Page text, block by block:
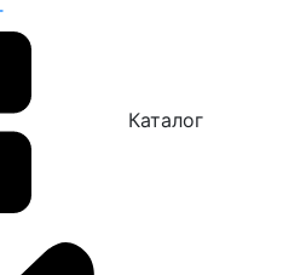
Каталог